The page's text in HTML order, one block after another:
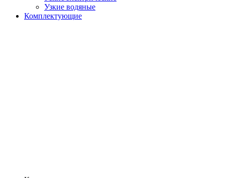
Узкие водяные
Комплектующие